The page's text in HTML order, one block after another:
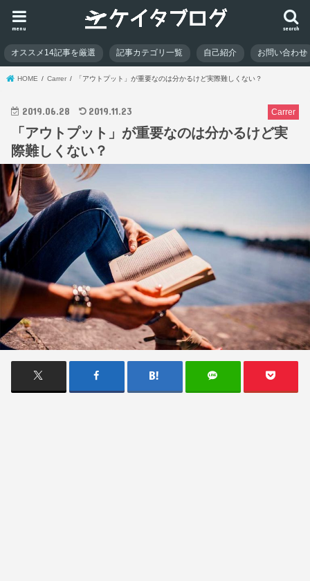
search
menu
オススメ14記事を厳選 記事カテゴリ一覧 自己紹介 お問い合わせ
HOME Carrer 「アウトプット」が重要なのは分かるけど実際難しくない？
Carrer
2019.06.28 2019.11.23
「アウトプット」が重要なのは分かるけど実
際難しくない？